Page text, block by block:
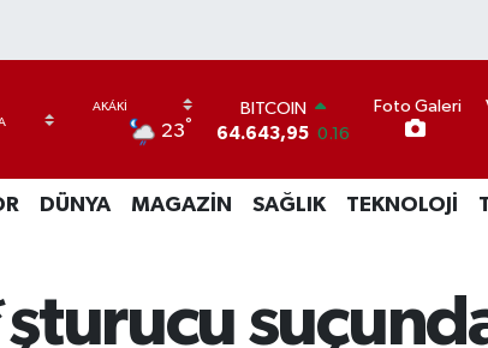
23°
BITCOIN
64.643,95 0.16
47,6704 0
EURO
GRAM ALTIN
6500.87
0.12
Foto Galeri
DÜNYA MAGAZİN SAĞLIK TEKNOLOJİ